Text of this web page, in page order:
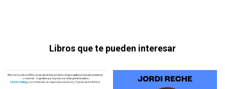
Libros que te pueden interesar